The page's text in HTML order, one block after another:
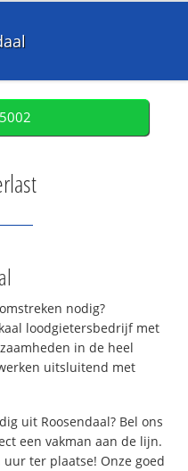
nodig?
loodgietersbedrijf met
in de heel
uitsluitend met
uit Roosendaal? Bel ons
een vakman aan de lijn.
ter plaatse! Onze goed